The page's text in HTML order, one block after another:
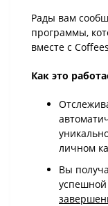
Рады вам
программы,
вместе с
Как это
личном
Вы